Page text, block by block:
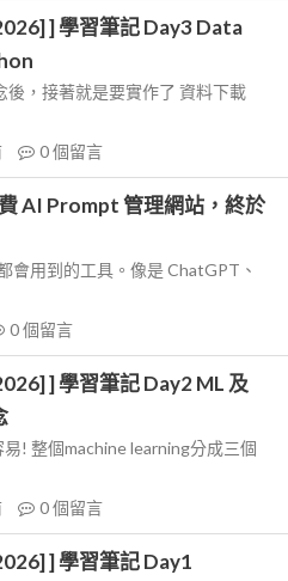
] 學習筆記 Day3 Data
，接著就是要實作了 資料下載
0個留言
AI Prompt 管理網站，終於
會用到的工具。像是 ChatGPT、
0個留言
] 學習筆記 Day2 ML 及
! 整個machine learning分成三個
0個留言
] 學習筆記 Day1